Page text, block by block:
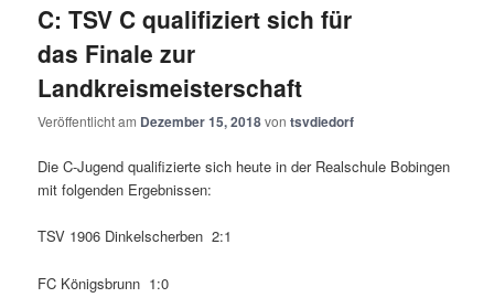
C: TSV C qualifiziert sich für
das Finale zur
Landkreismeisterschaft
Veröffentlicht am Dezember 15, 2018vontsvdiedorf
Die C-Jugend qualifizierte sich heute in der Realschule Bobingen
mit folgenden Ergebnissen:
TSV 1906 Dinkelscherben 2:1
FC Königsbrunn 1:0